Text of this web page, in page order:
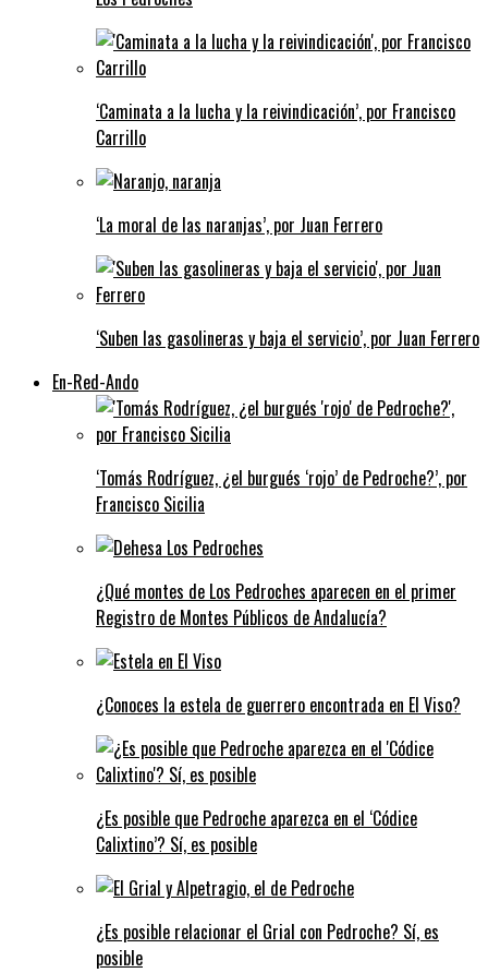
‘Caminata a la lucha y la reivindicación’, por Francisco
Carrillo
‘La moral de las naranjas’, por Juan Ferrero
‘Suben las gasolineras y baja el servicio’, por Juan Ferrero
En-Red-Ando
‘Tomás Rodríguez, ¿el burgués ‘rojo’ de Pedroche?’, por
Francisco Sicilia
¿Qué montes de Los Pedroches aparecen en el primer
Registro de Montes Públicos de Andalucía?
¿Conoces la estela de guerrero encontrada en El Viso?
¿Es posible que Pedroche aparezca en el ‘Códice
Calixtino’? Sí, es posible
¿Es posible relacionar el Grial con Pedroche? Sí, es
posible